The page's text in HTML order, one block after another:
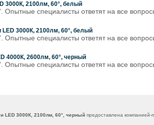
3000К, 2100лм, 60°, белый
специалисты ответят на все
LED 3000К, 2100лм, 60°, белый
специалисты ответят на все
4000К, 2600лм, 60°, черный
специалисты ответят на все
LED 3000К, 2100лм, 60°, черный предоставлена